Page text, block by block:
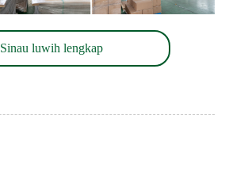
Sinau luwih lengkap